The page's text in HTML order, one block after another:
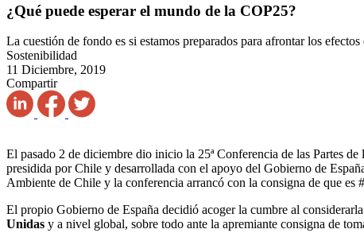
¿Qué puede esperar el mundo de la COP25?
La cuestión de fondo es si estamos preparados para afrontar los
Sostenibilidad
11 Diciembre, 2019
Compartir
El pasado 2 de diciembre dio inicio la 25ª Conferencia de las Partes
presidida por Chile y desarrollada con el apoyo del Gobierno de
Ambiente de Chile y la conferencia arrancó con la consigna de que es
El propio Gobierno de España decidió acoger la cumbre al
Unidas y a nivel global, sobre todo ante la apremiante consigna de